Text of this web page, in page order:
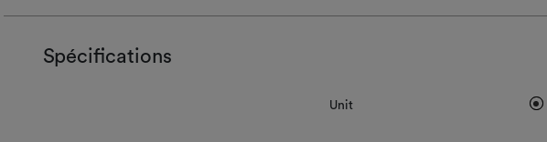
Spécifications
Unit